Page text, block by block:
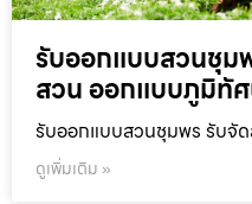
รับออกแบบสวนชุม
สวน ออกแบบภูมิทั
รับออกแบบสวนชุมพร รับจั
ดูเพิ่มเติม »